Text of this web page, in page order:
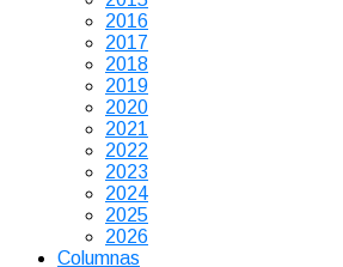
2016
2017
2018
2019
2020
2021
2022
2023
2024
2025
2026
Columnas